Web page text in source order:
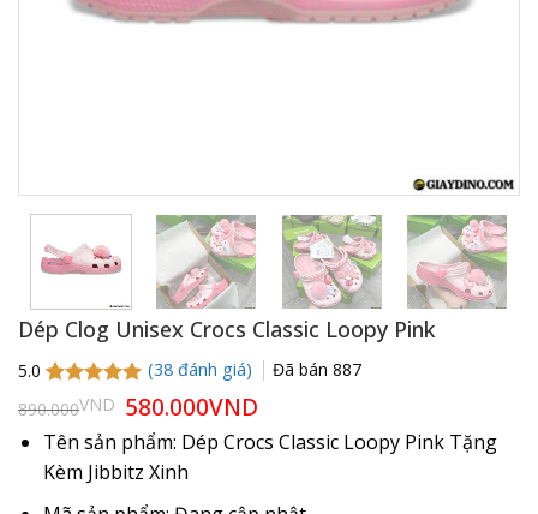
Dép Clog Unisex Crocs Classic Loopy Pink
5.0
5.0 trên 5
dựa trên
38
đánh giá
(38đánh giá) Đã bán 887
890.000VND Giá
gốc
là:
890.000VND.
580.000VND
tại
là:
Tên sản phẩm: Dép Crocs Classic Loopy Pink Tặng
Kèm Jibbitz Xinh